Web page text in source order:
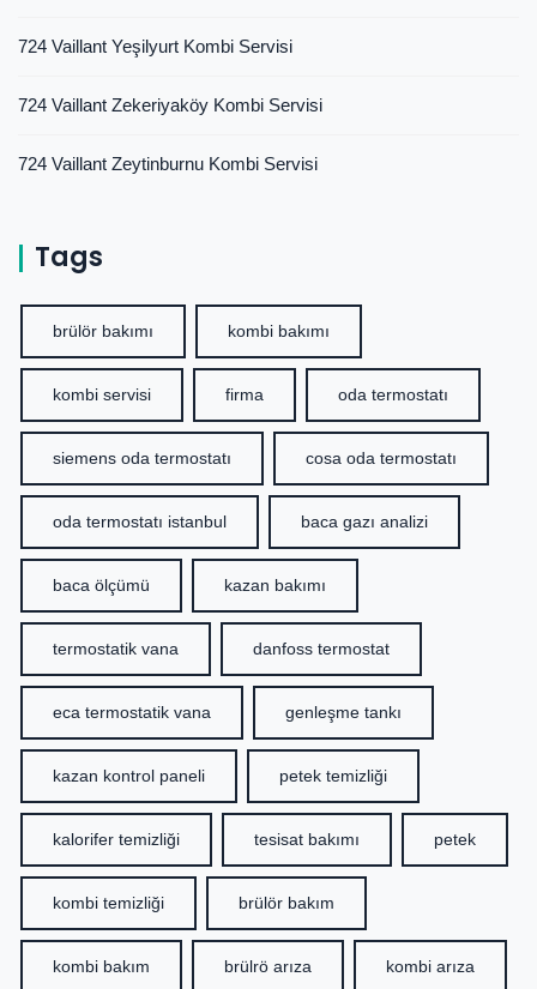
724 Vaillant Yeşilyurt Kombi Servisi
724 Vaillant Zekeriyaköy Kombi Servisi
724 Vaillant Zeytinburnu Kombi Servisi
Tags
brülör bakımı kombi bakımı
kombi servisi firma oda termostatı
siemens oda termostatı cosa oda termostatı
oda termostatı istanbul baca gazı analizi
baca ölçümü kazan bakımı
termostatik vana danfoss termostat
eca termostatik vana genleşme tankı
kazan kontrol paneli petek temizliği
kalorifer temizliği tesisat bakımı petek
kombi temizliği brülör bakım
kombi bakım brülrö arıza kombi arıza